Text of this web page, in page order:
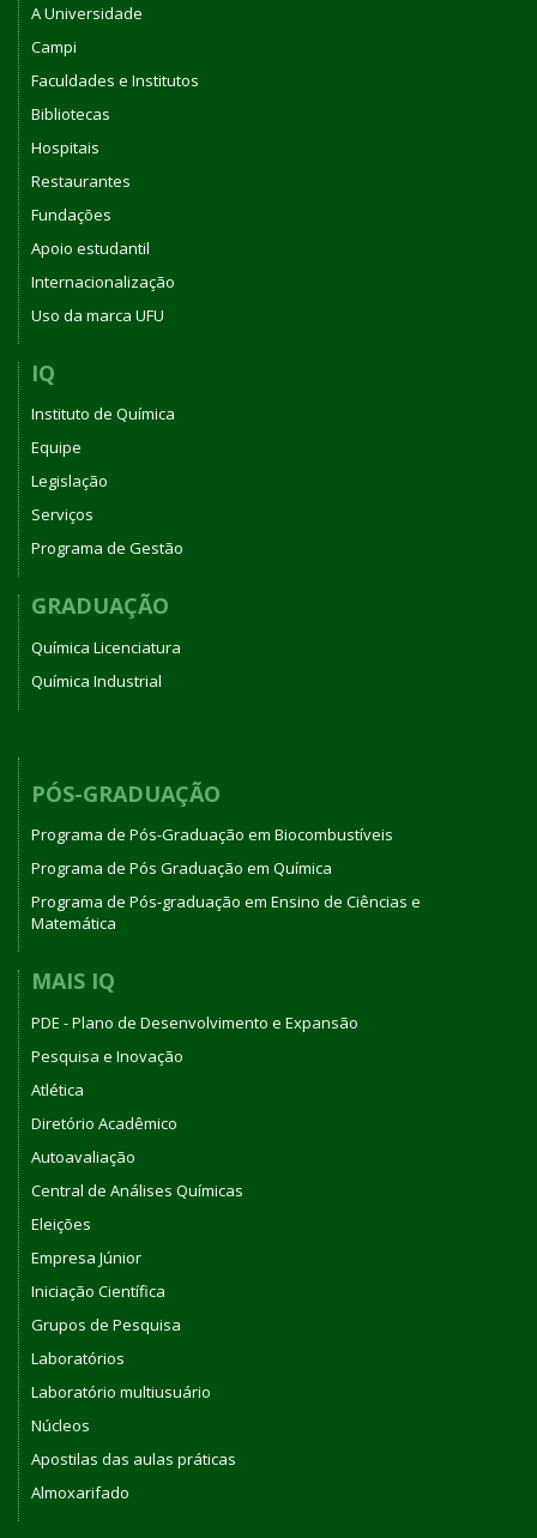
A Universidade
Campi
Faculdades e Institutos
Bibliotecas
Hospitais
Restaurantes
Fundações
Apoio estudantil
Internacionalização
Uso da marca UFU
IQ
Instituto de Química
Equipe
Legislação
Serviços
Programa de Gestão
GRADUAÇÃO
Química Licenciatura
Química Industrial
PÓS-GRADUAÇÃO
Programa de Pós-Graduação em Biocombustíveis
Programa de Pós Graduação em Química
Programa de Pós-graduação em Ensino de Ciências e
Matemática
MAIS IQ
PDE - Plano de Desenvolvimento e Expansão
Pesquisa e Inovação
Atlética
Diretório Acadêmico
Autoavaliação
Central de Análises Químicas
Eleições
Empresa Júnior
Iniciação Científica
Grupos de Pesquisa
Laboratórios
Laboratório multiusuário
Núcleos
Apostilas das aulas práticas
Almoxarifado